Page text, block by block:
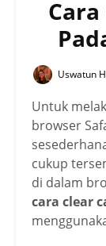
Uswatun
Untuk
browser
cukup
di dalam
cara clear